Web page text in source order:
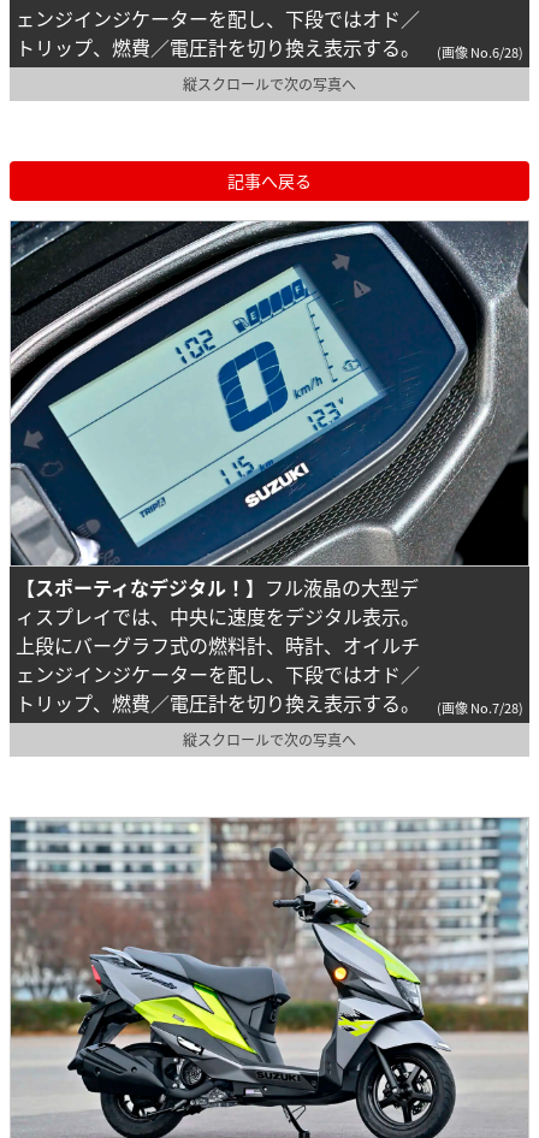
ェンジインジケーターを配し、下段ではオド／
トリップ、燃費／電圧計を切り換え表示する。
(画像 No.6/28)
縦スクロールで次の写真へ
記事へ戻る
【スポーティなデジタル！】 フル液晶の大型デ
ィスプレイでは、中央に速度をデジタル表示。
上段にバーグラフ式の燃料計、時計、オイルチ
ェンジインジケーターを配し、下段ではオド／
トリップ、燃費／電圧計を切り換え表示する。
(画像 No.7/28)
縦スクロールで次の写真へ